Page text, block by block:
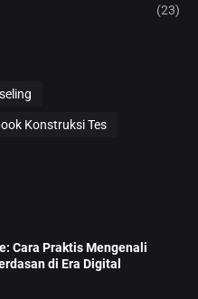
(23)
Konstruksi Tes
Cara Praktis Mengenali
di Era Digital